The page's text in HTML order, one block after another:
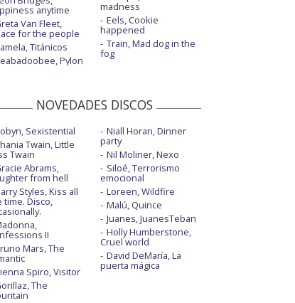
anytime
Van Fleet,
for the people
Titánicos
Pylon
madness
Eels, Cookie
happened
Train, Mad dog in the
fog
NOVEDADES DISCOS
Sexistential
Twain, Little
Twain
Abrams,
from hell
Styles, Kiss all
time. Disco,
II
Mars, The
Spiro, Visitor
The
Niall Horan, Dinner
party
Nil Moliner, Nexo
Siloé, Terrorismo
emocional
Loreen, Wildfire
Malú, Quince
Juanes, JuanesTeban
Holly Humberstone,
Cruel world
David DeMaría, La
puerta mágica